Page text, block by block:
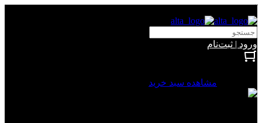
ورود | ثبت‌نام
مشاهده سبد خرید